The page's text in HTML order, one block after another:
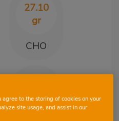
27.10
gr
CHO
gr
to the storing of cookies on your
site usage, and assist in our